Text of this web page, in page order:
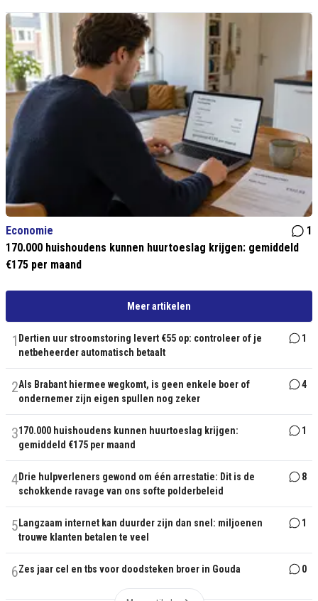
Economie
1
170.000 huishoudens kunnen huurtoeslag krijgen: gemiddeld
€175 per maand
Meer artikelen
1 Dertien uur stroomstoring levert €55 op: controleer of je
netbeheerder automatisch betaalt
1
2Als Brabant hiermee wegkomt, is geen enkele boer of
ondernemer zijn eigen spullen nog zeker
4
3170.000 huishoudens kunnen huurtoeslag krijgen:
gemiddeld €175 per maand
1
4Drie hulpverleners gewond om één arrestatie: Dit is de
schokkende ravage van ons softe polderbeleid
8
5 Langzaam internet kan duurder zijn dan snel: miljoenen
trouwe klanten betalen te veel
1
6Zes jaar cel en tbs voor doodsteken broer in Gouda 0